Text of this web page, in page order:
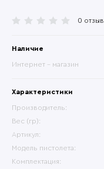
0
Наличие
Интернет - магазин
Характеристики
Производитель:
Вес (гр):
Артикул:
Модель пистолета:
Комплектация: